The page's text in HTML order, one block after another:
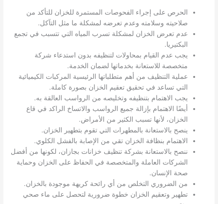
الحرص على إجراء الفحوصات المستمرة للخزان للتأكد من
صلاحيته وسلامته وعدم تعرضه لمشكلة ما مثل التآكل.
عدم تعرض الخزان لمشكلة تسرب المياه التي تتسبب في تجمع
البكتيريا.
يجب عدم القيام بمحاولات لتنظيفه بدون استدعاء شركة
متخصصة للاستعانة بخدماتها لضمان الخدمة.
عملية التنظيف من أهم متطلباتها الرئيسية المركبات الكيميائية
التي تساعد في تحقيق تعقيم الخزان بصورة كاملة.
يجب الاهتمام بتنظيفه وتخليصه من الرواسب العالقة به.
أيضًا الاهتمام بإزالة جميع الرواسب والاتساخ الراكد في قاع
الخزان، لأنها تسبب الكثير من الأمراض.
ينصح بالاستعانة بالمطهرات التي تقوم بتطهير الخزان.
الاهتمام بنظافة الخزان تقي من الإصابة بالفشل الكلوي.
ننصح بالاستعانة بشركة تنظيف خزانات بجازان، لكونها من أفضل
الشركات العاملة والمتخصصة في الحفاظ على الخزان وحماية
صحة الإنسان.
من الضروري التخلص من أي رائحة كريهة موجودة بالخزان.
تطهير وتعقيم الخزان خطوة ضرورية لتحصل على ماء صحي